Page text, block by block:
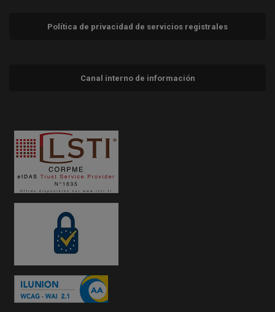
Política de privacidad de servicios registrales
Canal interno de información